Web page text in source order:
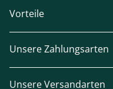
Vorteile
Unsere Zahlungsarten
Unsere Versandarten